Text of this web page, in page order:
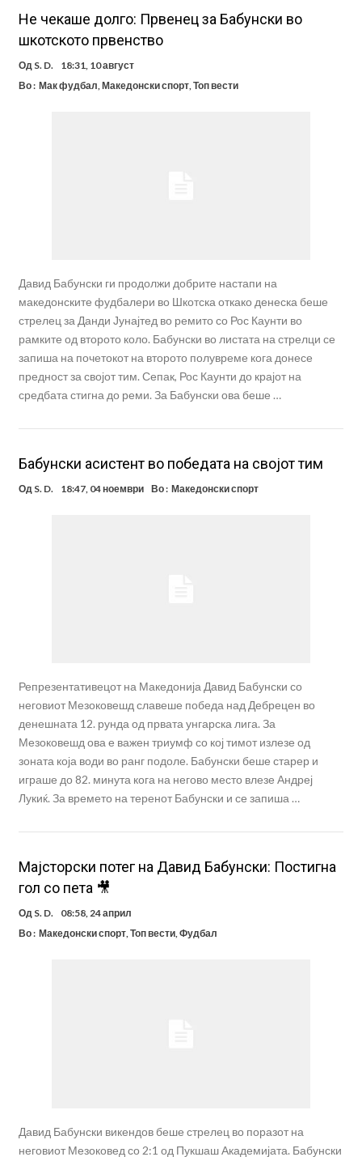
Не чекаше долго: Првенец за Бабунски во
шкотското првенство
Од S. D.
18:31, 10 август
Во : Мак фудбал Македонски спорт, Топ вести
Давид Бабунски ги продолжи добрите настапи на
македонските фудбалери во Шкотска откако денеска беше
стрелец за Данди Јунајтед во ремито со Рос Каунти во
рамките од второто коло. Бабунски во листата на стрелци се
запиша на почетокот на второто полувреме кога донесе
предност за својот тим. Сепак, Рос Каунти до крајот на
средбата стигна до реми. За Бабунски ова беше …
Бабунски асистент во победата на својот тим
Од S. D. 18:47, 04 ноември Во : Македонски спорт
Репрезентативецот на Македонија Давид Бабунски со
неговиот Мезоковешд славеше победа над Дебрецен во
денешната 12. рунда од првата унгарска лига. За
Мезоковешд ова е важен триумф со кој тимот излезе од
зоната која води во ранг подоле. Бабунски беше старер и
играше до 82. минута кога на негово место влезе Андреј
Лукиќ. За времето на теренот Бабунски и се запиша …
Мајсторски потег на Давид Бабунски: Постигна
гол со пета 🎥
Од S. D.
08:58, 24 април
Во : Македонски спорт,Топ вести,Фудбал
Давид Бабунски викендов беше стрелец во поразот на
неговиот Мезоковед со 2:1 од Пукшаш Академијата. Бабунски